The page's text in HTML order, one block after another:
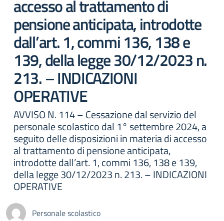
accesso al trattamento di
pensione anticipata, introdotte
dall’art. 1, commi 136, 138 e
139, della legge 30/12/2023 n.
213. – INDICAZIONI
OPERATIVE
AVVISO N. 114 – Cessazione dal servizio del
personale scolastico dal 1° settembre 2024, a
seguito delle disposizioni in materia di accesso
al trattamento di pensione anticipata,
introdotte dall’art. 1, commi 136, 138 e 139,
della legge 30/12/2023 n. 213. – INDICAZIONI
OPERATIVE
Personale scolastico